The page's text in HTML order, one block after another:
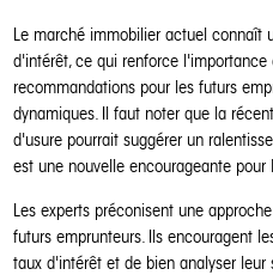
Le marché immobilier actuel connaît
d'intérêt, ce qui renforce
recommandations pour les futurs
dynamiques. Il faut noter que la
d'usure pourrait suggérer un
est une nouvelle encourageante
Les experts préconisent une
futurs emprunteurs. Ils encouragent
taux d'intérêt et de bien analyser